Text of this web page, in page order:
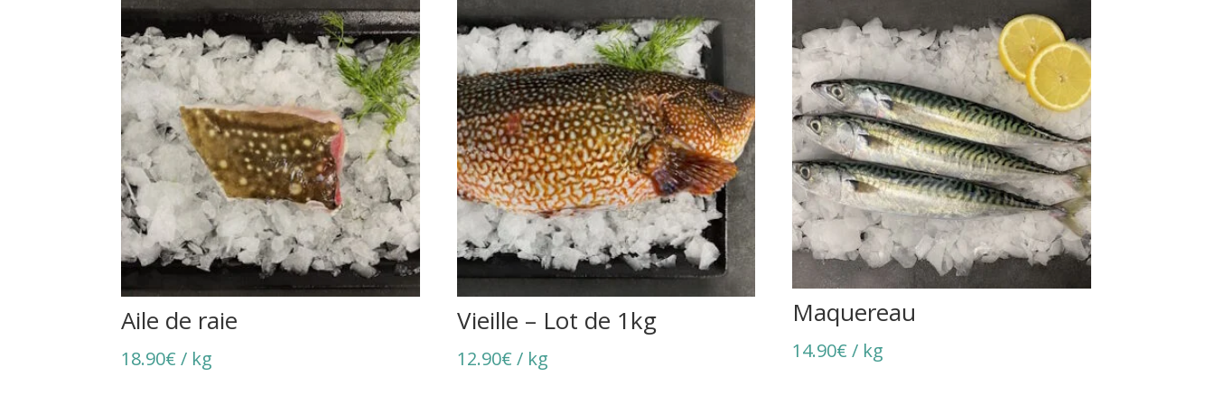
Aile de raie
18.90€ / kg
Vieille – Lot de 1kg
12.90€ / kg
Maquereau
14.90€ / kg